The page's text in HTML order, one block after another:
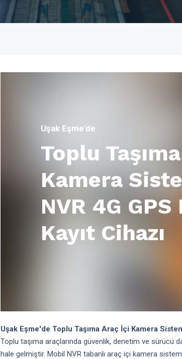
Uşak Eşme'de
Toplu
Kamera
NVR 4G
Kayıt Cihazı
Uşak Eşme'de Toplu Taşıma Araç İçi Kamera
Toplu taşıma araçlarında güvenlik, denetim ve sürücü
hale gelmiştir. Mobil NVR tabanlı araç içi kamera